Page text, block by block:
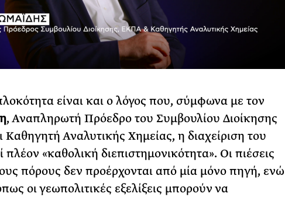
είναι και ο λόγος που, σύμφωνα με τον
, Αναπληρωτή Πρόεδρο του Συμβουλίου Διοίκησης
Αναλυτικής Χημείας, η διαχείριση του
πλέον «καθολική διεπιστημονικότητα». Οι πιέσεις
πόρους δεν προέρχονται από μία μόνο πηγή, ενώ
οι γεωπολιτικές εξελίξεις μπορούν να